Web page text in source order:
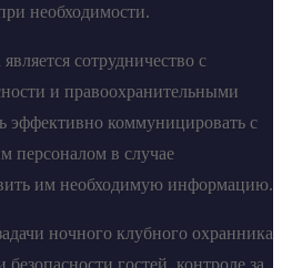
необходимости.
сотрудничество с
и правоохранительными
эффективно коммуницировать с
персоналом в случае
им необходимую информацию.
ночного клубного охранника
гостей, контроле за